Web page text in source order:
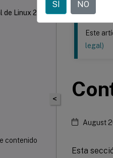
Linux 2311
contenido
<
Este
legal)
August
Esta
SÍ NO